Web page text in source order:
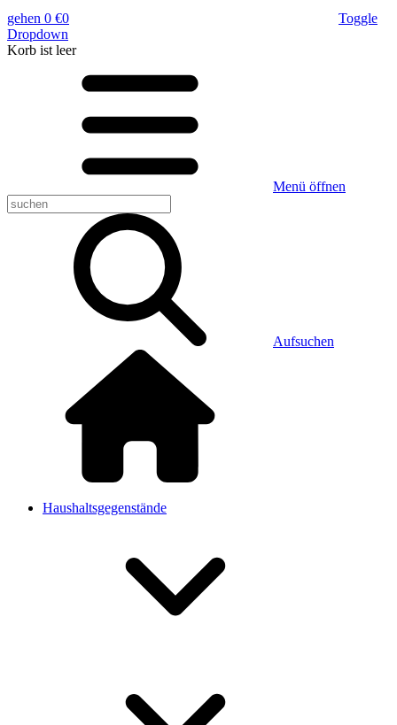
gehen 0 €0
Toggle
Dropdown
Korb ist leer
Menü öffnen
Aufsuchen
Haushaltsgegenstände